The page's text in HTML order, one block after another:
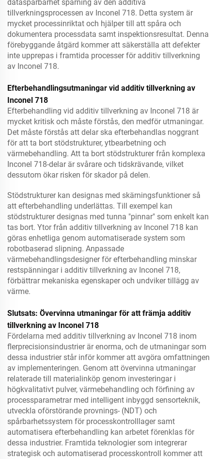
dataspårbarhet spårning av den additiva
tillverkningsprocessen av Inconel 718. Detta system är
mycket processinriktat och hjälper till att spåra och
dokumentera processdata samt inspektionsresultat. Denna
förebyggande åtgärd kommer att säkerställa att defekter
inte upprepas i framtida processer för additiv tillverkning
av Inconel 718.
Efterbehandlingsutmaningar vid additiv tillverkning av
Inconel 718
Efterbehandling vid additiv tillverkning av Inconel 718 är
mycket kritisk och måste förstås, den medför utmaningar.
Det måste förstås att delar ska efterbehandlas noggrant
för att ta bort stödstrukturer, ytbearbetning och
värmebehandling. Att ta bort stödstrukturer från komplexa
Inconel 718-delar är svårare och tidskrävande, vilket
dessutom ökar risken för skador på delen.
Stödstrukturer kan designas med skärningsfunktioner så
att efterbehandling underlättas. Till exempel kan
stödstrukturer designas med tunna "pinnar" som enkelt kan
tas bort. Ytor från additiv tillverkning av Inconel 718 kan
göras enhetliga genom automatiserade system som
robotbaserad slipning. Anpassade
värmebehandlingsdesigner för efterbehandling minskar
restspänningar i additiv tillverkning av Inconel 718,
förbättrar mekaniska egenskaper och undviker tillägg av
värme.
Slutsats: Övervinna utmaningar för att främja additiv
tillverkning av Inconel 718
Fördelarna med additiv tillverkning av Inconel 718 inom
flerprecisionsindustrier är enorma, och de utmaningar som
dessa industrier står inför kommer att avgöra omfattningen
av implementeringen. Genom att övervinna utmaningar
relaterade till materialinköp genom investeringar i
högkvalitativt pulver, värmebehandling och förfining av
processparametrar med intelligent inbyggd sensorteknik,
utveckla oförstörande provnings- (NDT) och
spårbarhetssystem för processkontrolllager samt
automatisera efterbehandling kan arbetet förenklas för
dessa industrier. Framtida teknologier som integrerar
strategisk och automatiserad processkontroll kommer att